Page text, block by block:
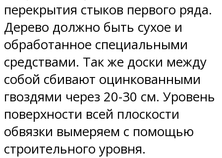
перекрытия стыков первого ряда.
Дерево должно быть сухое и
обработанное специальными
средствами. Так же доски между
собой сбивают оцинкованными
гвоздями через 20-30 см. Уровень
поверхности всей плоскости
обвязки вымеряем с помощью
строительного уровня.